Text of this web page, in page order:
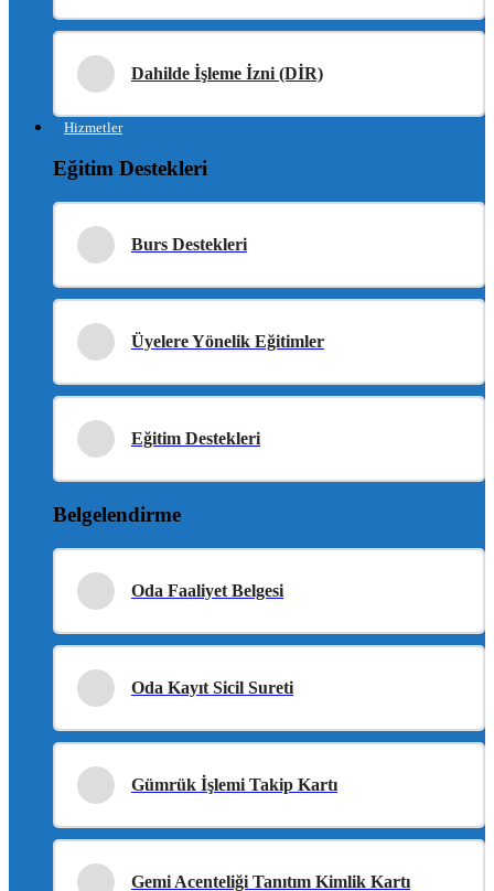
Dahilde İşleme İzni (DİR)
Hizmetler
Eğitim Destekleri
Burs Destekleri
Üyelere Yönelik Eğitimler
Eğitim Destekleri
Belgelendirme
Oda Faaliyet Belgesi
Oda Kayıt Sicil Sureti
Gümrük İşlemi Takip Kartı
Gemi Acenteliği Tanıtım Kimlik Kartı